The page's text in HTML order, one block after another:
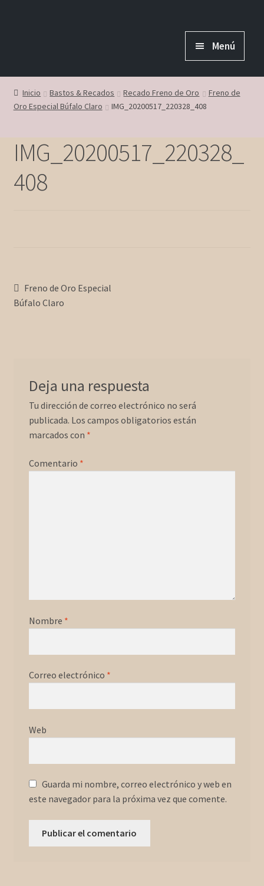
Menú
Contáctanos
Wallpapers
Inicio Bastos & Recados Recado Freno de Oro
Freno de
Oro Especial Búfalo Claro
IMG_20200517_220328_408
IMG_20200517_220328_
408
Navegación
de
Anterior:
Freno de Oro Especial
Búfalo Claro
Deja una respuesta
Tu dirección de correo electrónico no será
publicada. Los campos obligatorios están
marcados con *
Comentario *
Nombre *
Correo electrónico *
Web
Guarda mi nombre, correo electrónico y web en
este navegador para la próxima vez que comente.